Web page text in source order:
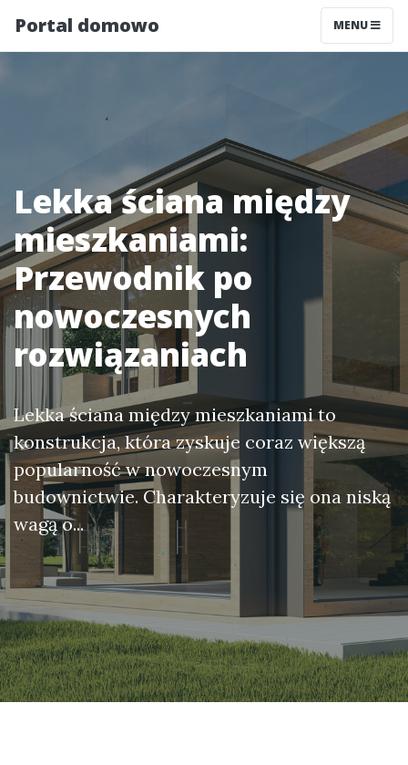
Portal domowo MENU
Lekka ściana między
mieszkaniami:
Przewodnik po
nowoczesnych
rozwiązaniach
Lekka ściana między mieszkaniami to
konstrukcja, która zyskuje coraz większą
popularność w nowoczesnym
budownictwie. Charakteryzuje się ona niską
wagą o...